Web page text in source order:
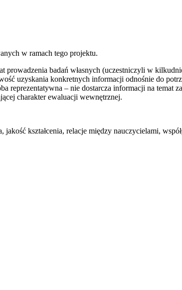
w ramach tego projektu.
badań własnych (uczestniczyli w
uzyskania konkretnych informacji odnośnie do
reprezentatywna – nie dostarcza informacji na temat
charakter ewaluacji wewnętrznej.
kształcenia, relacje między nauczycielami,